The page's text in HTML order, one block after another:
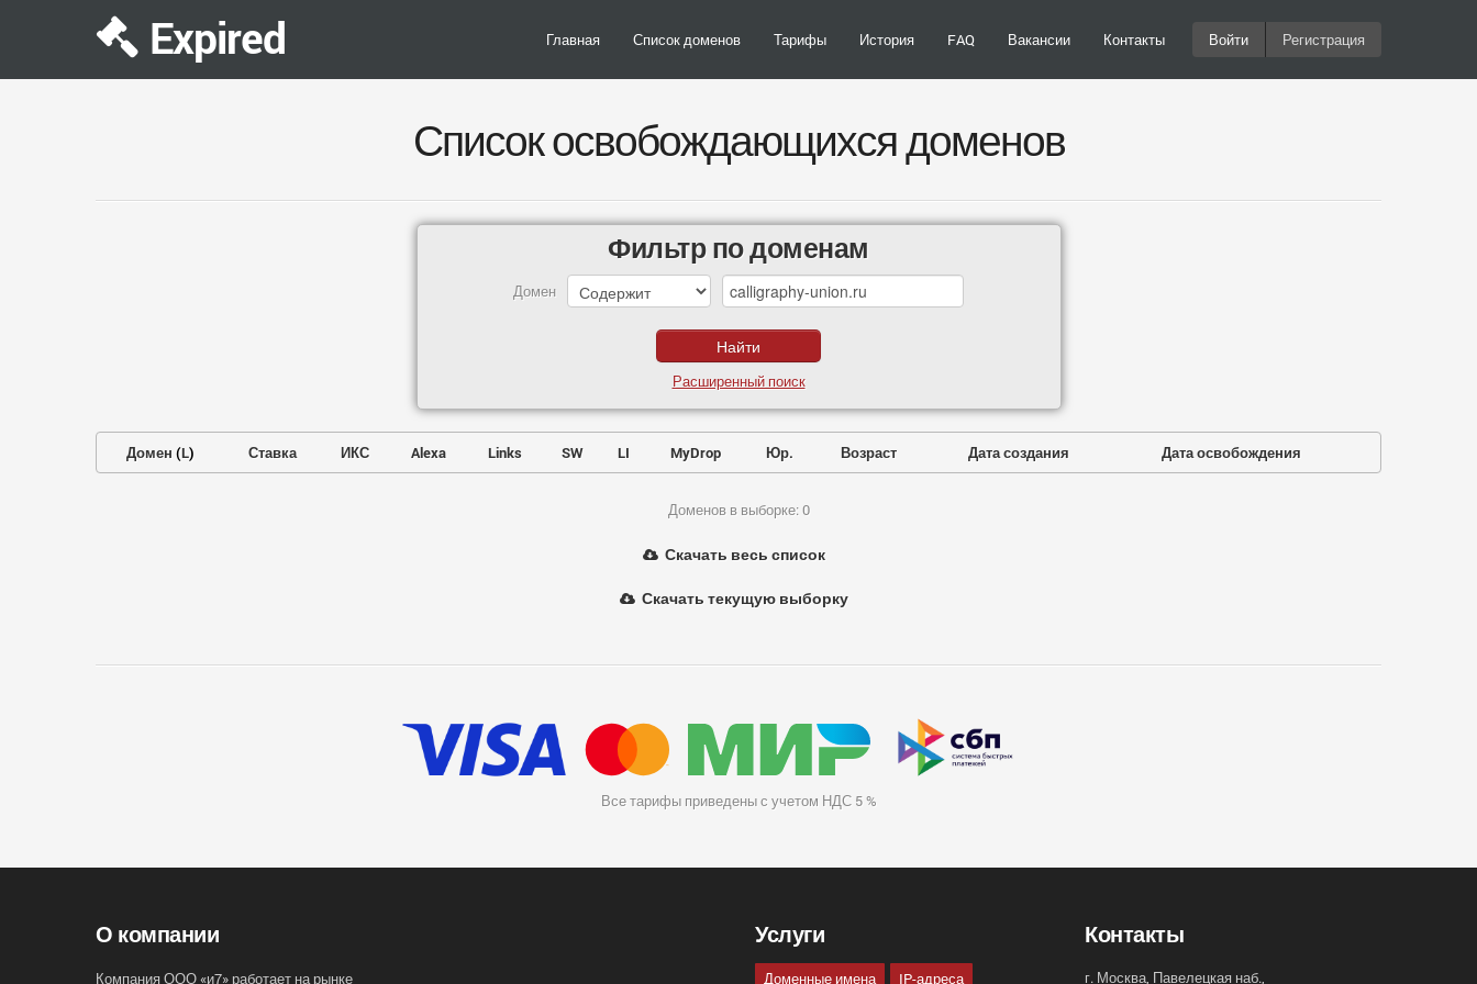
Expired Главная Список доменов Тарифы История FAQ Вакансии Контакты Войти Регистрация
Список освобождающихся доменов
Фильтр по доменам
Домен
Расширенный поиск
Домен (L) Ставка ИКС Alexa Links SW LI MyDrop Юр. Возраст Дата создания Дата освобождения
Доменов в выборке: 0
Скачать весь список
Скачать текущую выборку
Все тарифы приведены с учетом НДС 5 %
О компании
Компания ООО «и7» работает на рынке
Услуги
Доменные имена IP-адреса
Контакты
г. Москва, Павелецкая наб.,